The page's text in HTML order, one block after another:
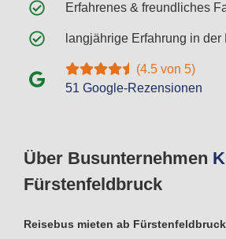
Über Busunternehmen
Fürstenfeldbruck
Reisebus mieten ab
Erfahrenes & freundliches
langjährige Erfahrung in der
(4.5 von 5)
51 Google-Rezensionen